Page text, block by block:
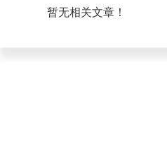
暂无相关文章！